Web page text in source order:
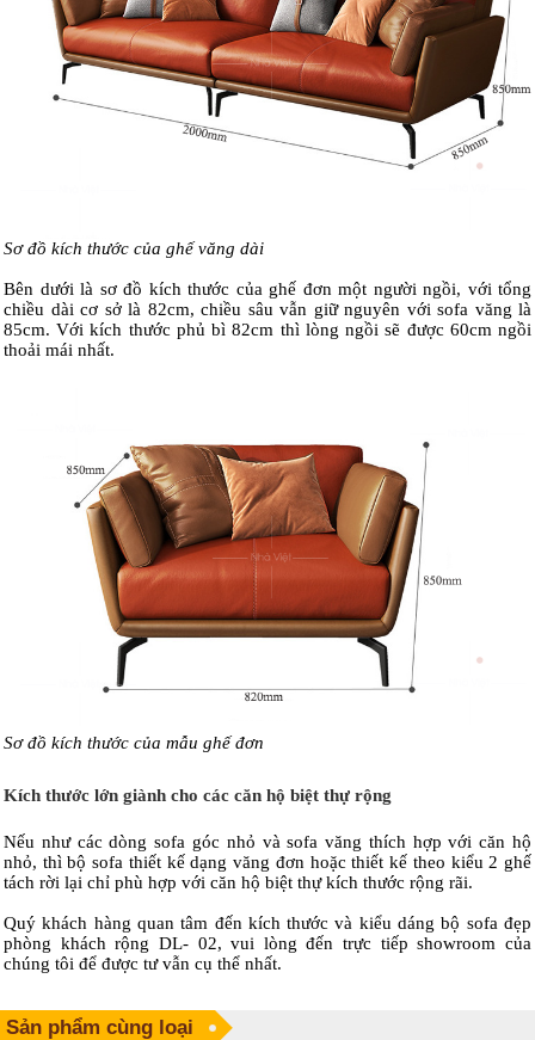
Sơ đồ kích thước của ghế văng dài
Bên dưới là sơ đồ kích thước của ghế đơn một người ngồi, với tổng
chiều dài cơ sở là 82cm, chiều sâu vẫn giữ nguyên với sofa văng là
85cm. Với kích thước phủ bì 82cm thì lòng ngồi sẽ được 60cm ngồi
thoải mái nhất.
Sơ đồ kích thước của mẫu ghế đơn
Kích thước lớn giành cho các căn hộ biệt thự rộng
Nếu như các dòng sofa góc nhỏ và sofa văng thích hợp với căn hộ
nhỏ, thì bộ sofa thiết kế dạng văng đơn hoặc thiết kế theo kiểu 2 ghế
tách rời lại chỉ phù hợp với căn hộ biệt thự kích thước rộng rãi.
Quý khách hàng quan tâm đến kích thước và kiểu dáng bộ sofa đẹp
phòng khách rộng DL- 02, vui lòng đến trực tiếp showroom của
chúng tôi để được tư vẫn cụ thể nhất.
Sản phẩm cùng loại